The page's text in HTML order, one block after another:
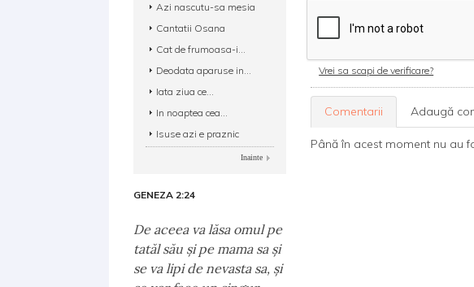
Vrei sa scapi de verificare?
Comentarii Adaugă
Până în acest moment nu au
Azi nascutu-sa mesia
Cantatii Osana
Cat de frumoasa-i...
Deodata aparuse in...
Iata ziua ce...
In noaptea cea...
Isuse azi e praznic
Inainte
GENEZA 2:24
De aceea va lăsa omul pe
tatăl său şi pe mama sa şi
se va lipi de nevasta sa, şi